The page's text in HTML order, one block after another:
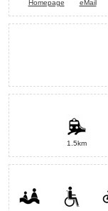
Homepage eMail
1.5km